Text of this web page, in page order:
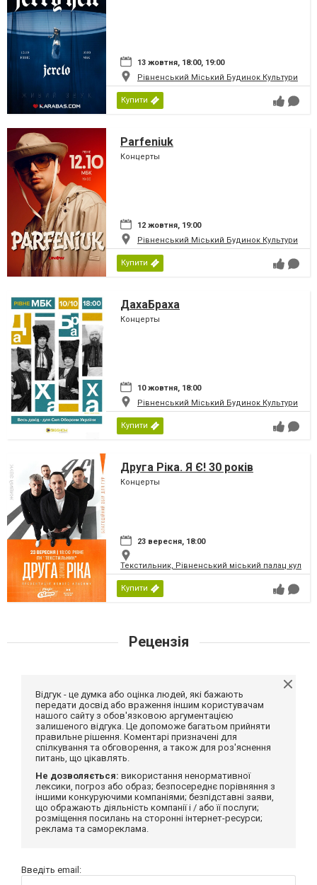
13 жовтня, 18:00, 19:00
Рівненський Міський Будинок Культури
Купити
Parfeniuk
Концерты
12 жовтня, 19:00
Рівненський Міський Будинок Культури
Купити
ДахаБраха
Концерты
10 жовтня, 18:00
Рівненський Міський Будинок Культури
Купити
Друга Ріка. Я Є! 30 років
Концерты
23 вересня, 18:00
Текстильник, Рівненський міський палац
Купити
Рецензія
Відгук - це думка або оцінка людей, які бажають
передати досвід або враження іншим користувачам
нашого сайту з обов'язковою аргументацією
залишеного відгука. Це допоможе багатьом прийняти
правильне рішення. Коментарі призначені для
спілкування та обговорення, а також для роз'яснення
питань, що цікавлять.
Не дозволяється: використання ненормативної
лексики, погроз або образ; безпосереднє порівняння з
іншими конкуруючими компаніями; безпідставні заяви,
що ображають діяльність компанії і / або її послуги;
розміщення посилань на сторонні інтернет-ресурси;
реклама та самореклама.
Введіть email: